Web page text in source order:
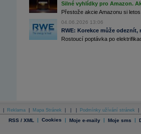
Silné vyhlídky pro Amazon.
Přestože akcie Amazonu si
04.06.2026 13:06
RWE: Korekce může
Rostoucí poptávka po
Reklama Mapa Stránek Podmínky užívání stránek
RSS / XML | Cookies | Moje e-maily | Moje sms |